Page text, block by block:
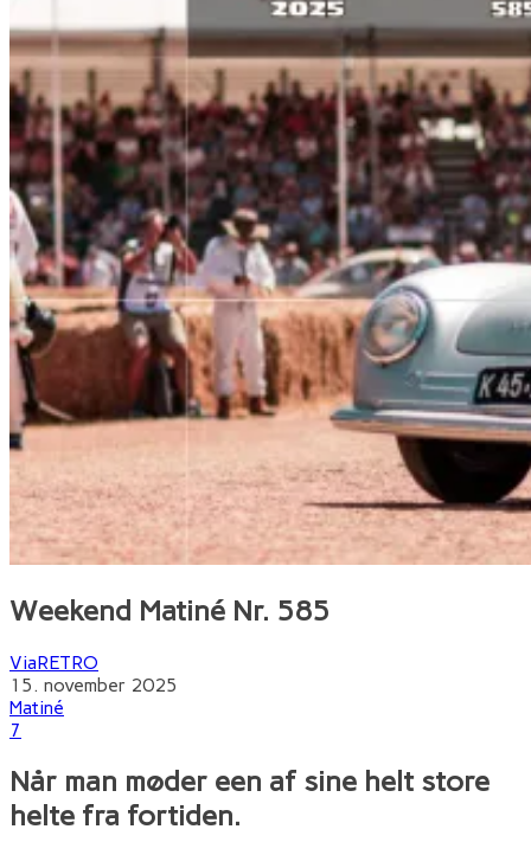
Weekend Matiné Nr. 585
ViaRETRO
15. november 2025
Matiné
7
Når man møder een af sine helt store
helte fra fortiden.